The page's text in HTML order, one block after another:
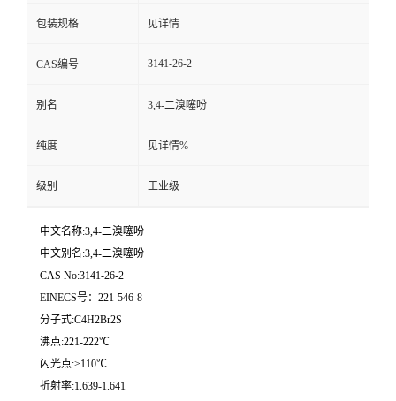
言
包装规格 见详情
CAS编号 3141-26-2
别名 3,4-二溴噻吩
纯度 见详情%
级别 工业级
中文名称:3,4-二溴噻吩
中文别名:3,4-二溴噻吩
CAS No:3141-26-2
EINECS号：221-546-8
分子式:C4H2Br2S
沸点:221-222℃
闪光点:>110℃
折射率:1.639-1.641